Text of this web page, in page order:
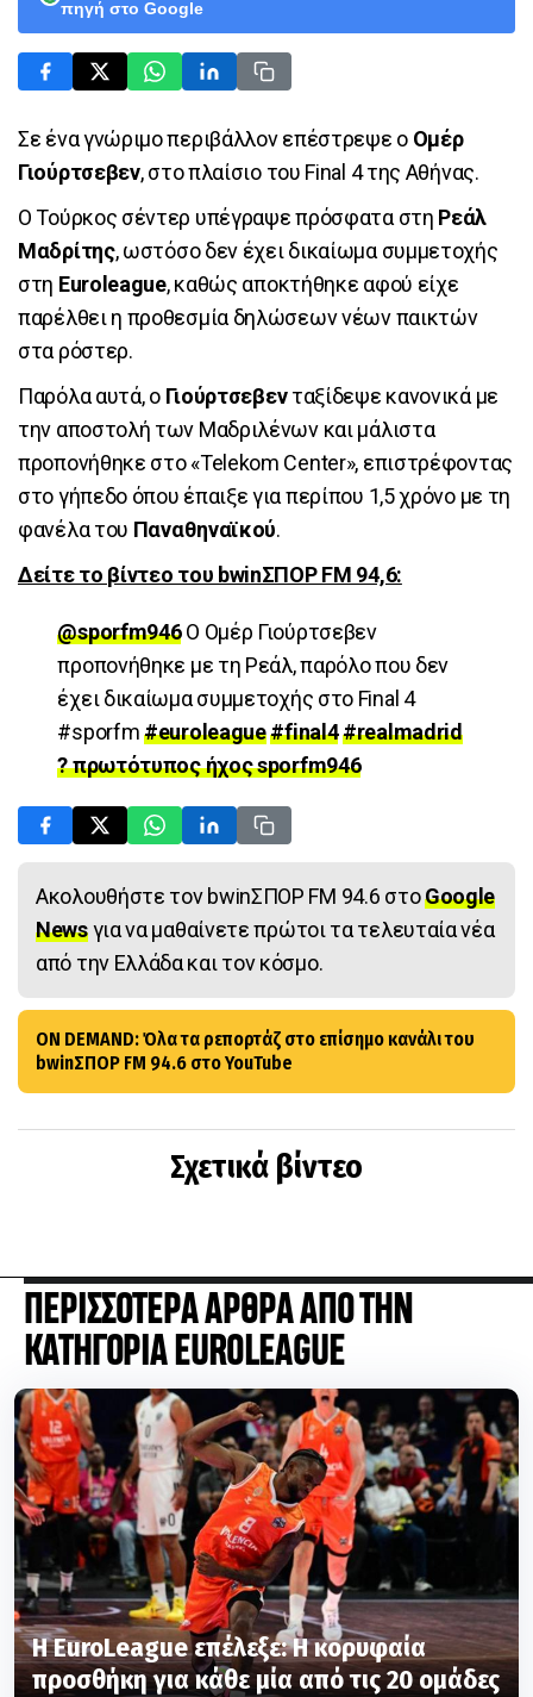
πηγή στο Google
Σε ένα γνώριμο περιβάλλον επέστρεψε ο Ομέρ
Γιούρτσεβεν, στο πλαίσιο του Final 4 της Αθήνας.
Ο Τούρκος σέντερ υπέγραψε πρόσφατα στη Ρεάλ
Μαδρίτης, ωστόσο δεν έχει δικαίωμα συμμετοχής
στη Εuroleague, καθώς αποκτήθηκε αφού είχε
παρέλθει η προθεσμία δηλώσεων νέων παικτών
στα ρόστερ.
Παρόλα αυτά, ο Γιούρτσεβενταξίδεψε κανονικά με
την αποστολή των Μαδριλένων και μάλιστα
προπονήθηκε στο «Telekom Center», επιστρέφοντας
στο γήπεδο όπου έπαιξε για περίπου 1,5 χρόνο με τη
φανέλα του Παναθηναϊκού.
Δείτε το βίντεο του bwinΣΠΟΡ FM 94,6:
@sporfm946Ο Ομέρ Γιούρτσεβεν
προπονήθηκε με τη Ρεάλ, παρόλο που δεν
έχει δικαίωμα συμμετοχής στο Final 4
#sporfm#euroleague#final4#realmadrid
? πρωτότυπος ήχος sporfm946
Ακολουθήστε τον bwinΣΠΟΡ FM 94.6 στοGoogle
Newsγια να μαθαίνετε πρώτοι τα τελευταία νέα
από την Ελλάδα και τον κόσμο.
ON DEMAND: Όλα τα ρεπορτάζ στο επίσημο κανάλι του
bwinΣΠΟΡ FM 94.6 στο YouTube
Σχετικά βίντεο
ΠΕΡΙΣΣΟΤΕΡΑ ΑΡΘΡΑ ΑΠΟ ΤΗΝ
ΚΑΤΗΓΟΡΙΑ EUROLEAGUE
Η EuroLeague επέλεξε: Η κορυφαία
προσθήκη για κάθε μία από τις 20 ομάδες